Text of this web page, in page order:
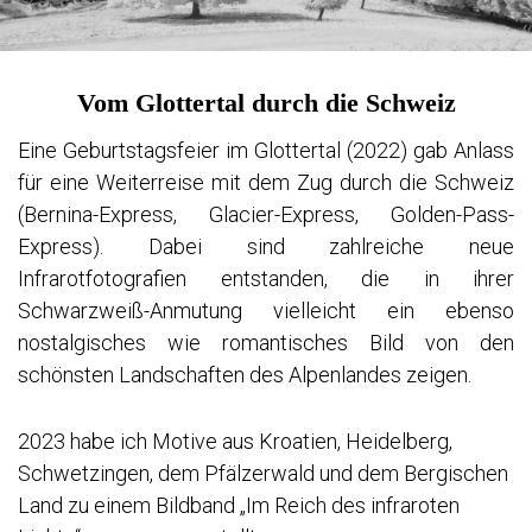
NORWEGEN 1983
TÜRKEI 1987
WIEN 2014
BRETAGNE 2017
SLOWAKEI 2014
SCHOTTLAND 2015
BODENSEE 2017
VERZASCATAL 2015
CEVENNEN 2016
LÜNEBURG 2016
NEUSEELAND 2018
SÜDTIROL 2018
KARIBISCHE TRÄUME 2019
SÜDTIROL 2020
Vom Glottertal durch die Schweiz
Eine Geburtstagsfeier im Glottertal (2022) gab Anlass
für eine Weiterreise mit dem Zug durch die Schweiz
(Bernina-Express, Glacier-Express, Golden-Pass-
Express). Dabei sind zahlreiche neue
Infrarotfotografien entstanden, die in ihrer
Schwarzweiß-Anmutung vielleicht ein ebenso
nostalgisches wie romantisches Bild von den
schönsten Landschaften des Alpenlandes zeigen.
2023 habe ich Motive aus Kroatien, Heidelberg,
Schwetzingen, dem Pfälzerwald und dem Bergischen
Land zu einem Bildband „Im Reich des infraroten